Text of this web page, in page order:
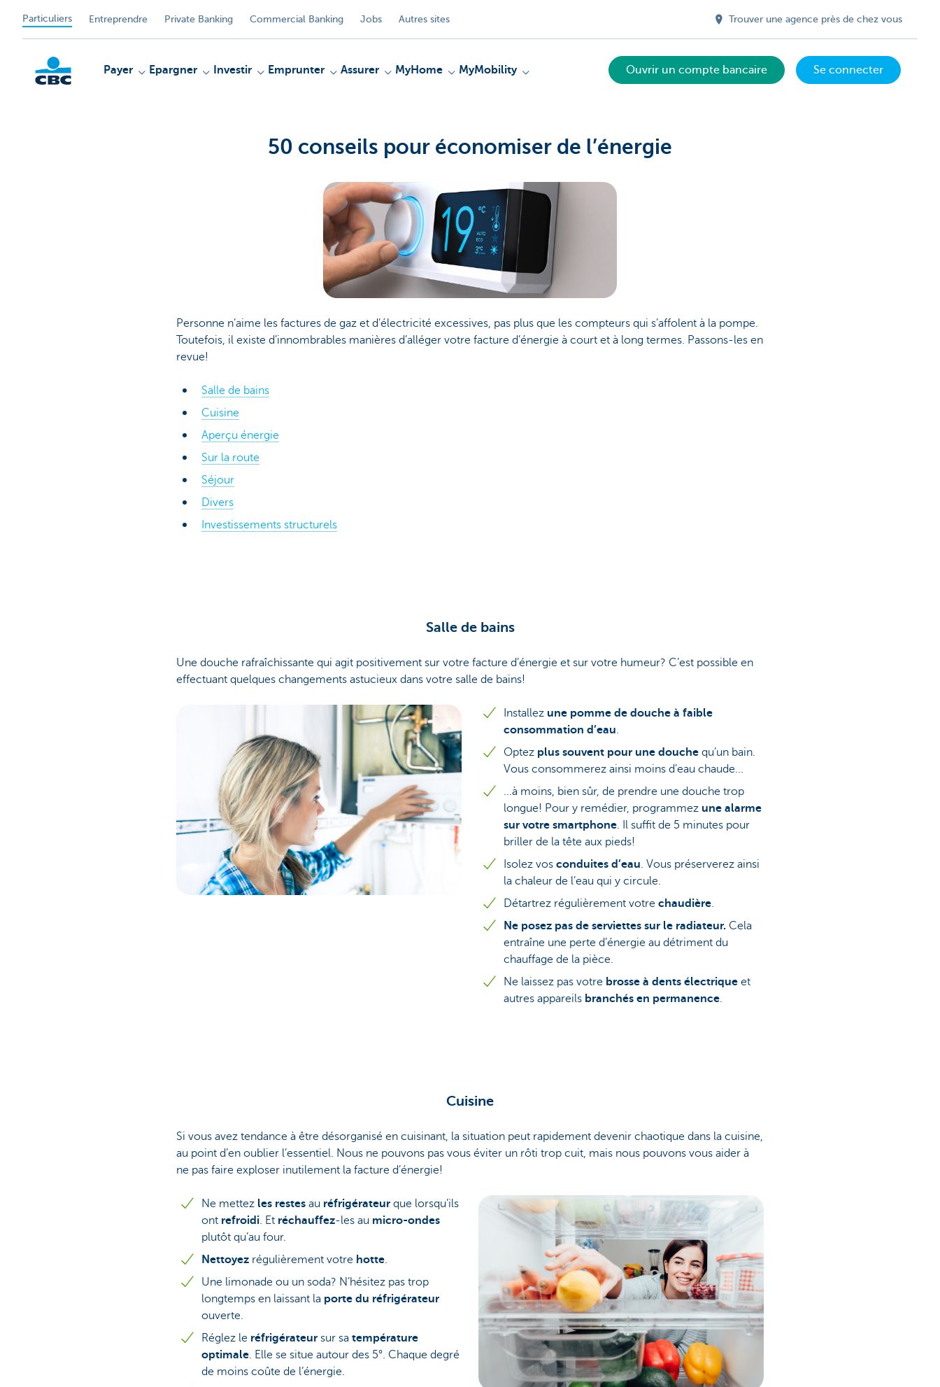
Particuliers Entreprendre Private Banking Commercial Banking Jobs Autres sites Trouver une agence près de chez vous
Payer Epargner Investir Emprunter Assurer MyHome MyMobility Ouvrir un compte bancaire Se connecter
50 conseils pour économiser de l’énergie
Personne n’aime les factures de gaz et d’électricité excessives, pas plus que les compteurs qui s’affolent à la pompe.
Toutefois, il existe d’innombrables manières d’alléger votre facture d’énergie à court et à long termes. Passons-les en
revue!
Salle de bains
Cuisine
Aperçu énergie
Sur la route
Séjour
Divers
Investissements structurels
Salle de bains
Une douche rafraîchissante qui agit positivement sur votre facture d’énergie et sur votre humeur? C’est possible en
effectuant quelques changements astucieux dans votre salle de bains!
Installez une pomme de douche à faible
consommation d’eau.
Optez plus souvent pour une douche qu’un bain.
Vous consommerez ainsi moins d’eau chaude...
...à moins, bien sûr, de prendre une douche trop
longue! Pour y remédier, programmez une alarme
sur votre smartphone. Il suffit de 5 minutes pour
briller de la tête aux pieds!
Isolez vos conduites d’eau. Vous préserverez ainsi
la chaleur de l’eau qui y circule.
Détartrez régulièrement votre chaudière.
Ne posez pas de serviettes sur le radiateur. Cela
entraîne une perte d’énergie au détriment du
chauffage de la pièce.
Ne laissez pas votre brosse à dents électrique et
autres appareils branchés en permanence.
Cuisine
Si vous avez tendance à être désorganisé en cuisinant, la situation peut rapidement devenir chaotique dans la cuisine,
au point d’en oublier l’essentiel. Nous ne pouvons pas vous éviter un rôti trop cuit, mais nous pouvons vous aider à
ne pas faire exploser inutilement la facture d’énergie!
Ne mettez les restes au réfrigérateur que lorsqu’ils
ont refroidi. Et réchauffez-les au micro-ondes
plutôt qu’au four.
Nettoyez régulièrement votre hotte.
Une limonade ou un soda? N’hésitez pas trop
longtemps en laissant la porte du réfrigérateur
ouverte.
Réglez le réfrigérateur sur sa température
optimale. Elle se situe autour des 5°. Chaque degré
de moins coûte de l’énergie.